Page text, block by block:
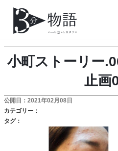
小町ストーリー
止画
公開日：2021年02月08日
カテゴリー：
タグ：